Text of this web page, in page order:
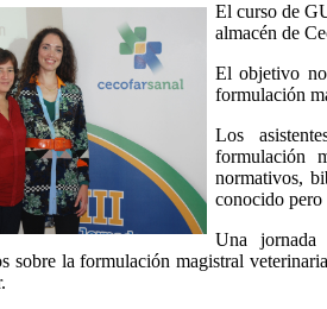
El curso de
almacén de
El objetivo
formulación
Los
formulación
normativos,
conocido pero
Una jornada
sobre la formulación magistral